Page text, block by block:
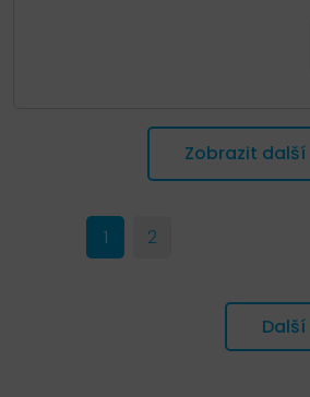
Zobrazit další
1 2
Další